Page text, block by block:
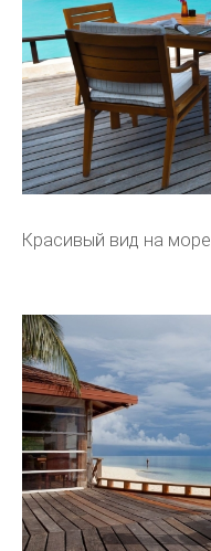
Красивый вид на море